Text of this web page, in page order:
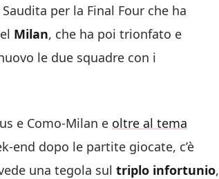
per la Final Four che ha
Milan, che ha poi trionfato e
le due squadre con i
e Como-Milan e oltre al tema
end dopo le partite giocate, c’è
una tegola sul triplo infortunio,